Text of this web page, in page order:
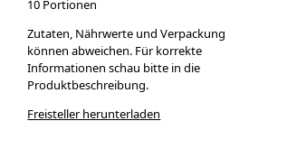
10 Portionen
Zutaten, Nährwerte und Verpackung
können abweichen. Für korrekte
Informationen schau bitte in die
Produktbeschreibung.
Freisteller herunterladen